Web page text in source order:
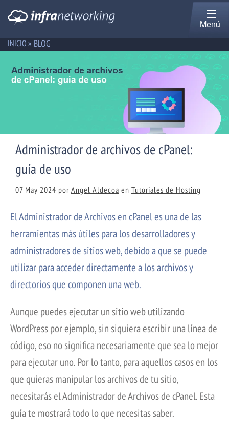
Menú
INICIO » BLOG
Administrador de archivos de cPanel:
guía de uso
07 May 2024 por Angel Aldecoa en Tutoriales de Hosting
El Administrador de Archivos en cPanel es una de las
herramientas más útiles para los desarrolladores y
administradores de sitios web, debido a que se puede
utilizar para acceder directamente a los archivos y
directorios que componen una web.
Aunque puedes ejecutar un sitio web utilizando
WordPress por ejemplo, sin siquiera escribir una línea de
código, eso no significa necesariamente que sea lo mejor
para ejecutar uno. Por lo tanto, para aquellos casos en los
que quieras manipular los archivos de tu sitio,
necesitarás el Administrador de Archivos de cPanel. Esta
guía te mostrará todo lo que necesitas saber.